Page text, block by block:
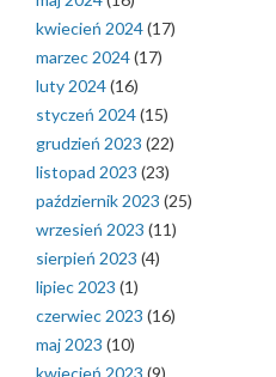
kwiecień 2024(17)
marzec 2024(17)
luty 2024(16)
styczeń 2024(15)
grudzień 2023 (22)
listopad 2023 (23)
październik 2023 (25)
wrzesień 2023 (11)
sierpień 2023 (4)
lipiec 2023 (1)
czerwiec 2023 (16)
maj 2023 (10)
kwiecień 2023 (9)